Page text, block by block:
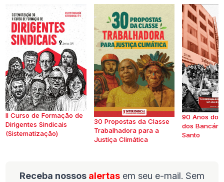
II Curso de Formação de
Dirigentes Sindicais
(Sistematização)
30 Propostas da Classe
Trabalhadora para a
Justiça Climática
90 Anos do
dos
Santo
Receba nossos alertas em seu e-mail. Sem